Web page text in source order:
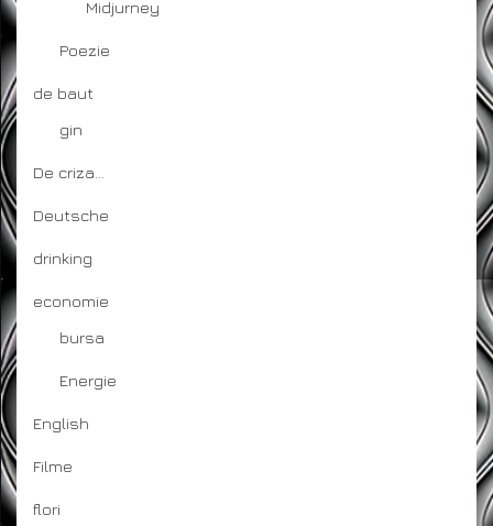
Midjurney
Poezie
de baut
gin
De criza…
Deutsche
drinking
economie
bursa
Energie
English
Filme
flori